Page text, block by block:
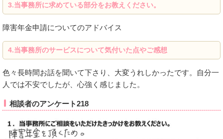
3.当事務所に求めている部分をお教えください。
障害年金申請についてのアドバイス
4.当事務所のサービスについて気付いた点やご感想
色々長時間お話を聞いて下さり、大変うれしかったです。自分一
人では不安でしたが、心強く感じました。
相談者のアンケート218